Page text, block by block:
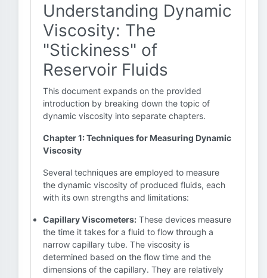
Understanding Dynamic
Viscosity: The
"Stickiness" of
Reservoir Fluids
This document expands on the provided
introduction by breaking down the topic of
dynamic viscosity into separate chapters.
Chapter 1: Techniques for Measuring Dynamic
Viscosity
Several techniques are employed to measure
the dynamic viscosity of produced fluids, each
with its own strengths and limitations:
Capillary Viscometers: These devices measure
the time it takes for a fluid to flow through a
narrow capillary tube. The viscosity is
determined based on the flow time and the
dimensions of the capillary. They are relatively